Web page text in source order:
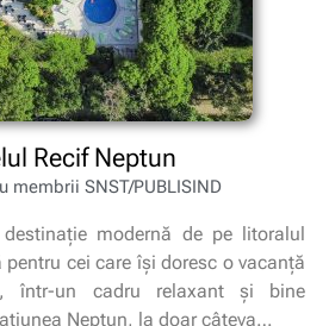
Recif Neptun
membrii SNST/PUBLISIND
modernă de pe litoralul
cei care își doresc o vacanță
într-un cadru relaxant și bine
Neptun, la doar câteva…